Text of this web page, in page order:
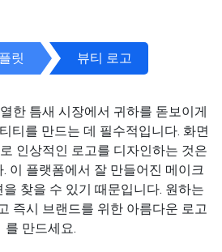
릿 뷰티 로고
한 틈새 시장에서 귀하를 돋보이게
티를 만드는 데 필수적입니다. 화면
인상적인 로고를 디자인하는 것은
이 플랫폼에서 잘 만들어진 메이크
찾을 수 있기 때문입니다. 원하는
즉시 브랜드를 위한 아름다운 로고
를 만드세요.